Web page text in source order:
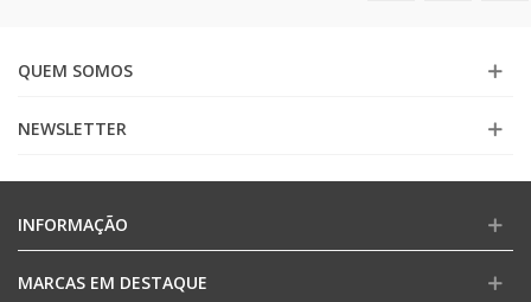
QUEM SOMOS
NEWSLETTER
INFORMAÇÃO
MARCAS EM DESTAQUE